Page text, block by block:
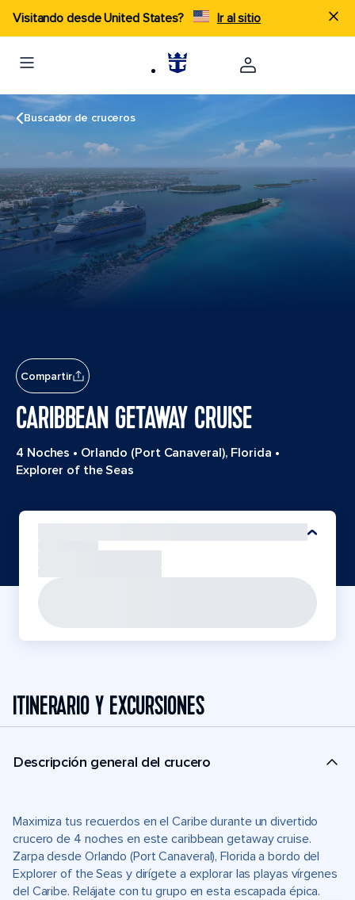
Visitando desde United States? Ir al sitio
Buscador de cruceros
Compartir
CARIBBEAN GETAWAY CRUISE
4 Noches • Orlando (Port Canaveral), Florida •
Explorer of the Seas
ITINERARIO Y EXCURSIONES
Descripción general del crucero
Maximiza tus recuerdos en el Caribe durante un divertido
crucero de 4 noches en este caribbean getaway cruise.
Zarpa desde Orlando (Port Canaveral), Florida a bordo del
Explorer of the Seas y dirígete a explorar las playas vírgenes
del Caribe. Relájate con tu grupo en esta escapada épica.